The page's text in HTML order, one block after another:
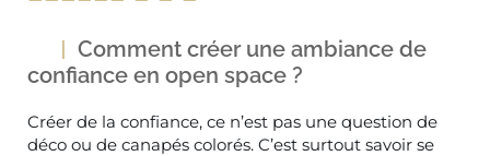
Comment créer une ambiance de
confiance en open space ?
Créer de la confiance, ce n’est pas une question de
déco ou de canapés colorés. C’est surtout savoir se